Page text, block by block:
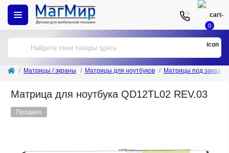
0
Матрицы / экраны Матрицы для ноутбуков Матрицы под заказ
Матрица для ноутбука QD12TL02 REV.03
Продано